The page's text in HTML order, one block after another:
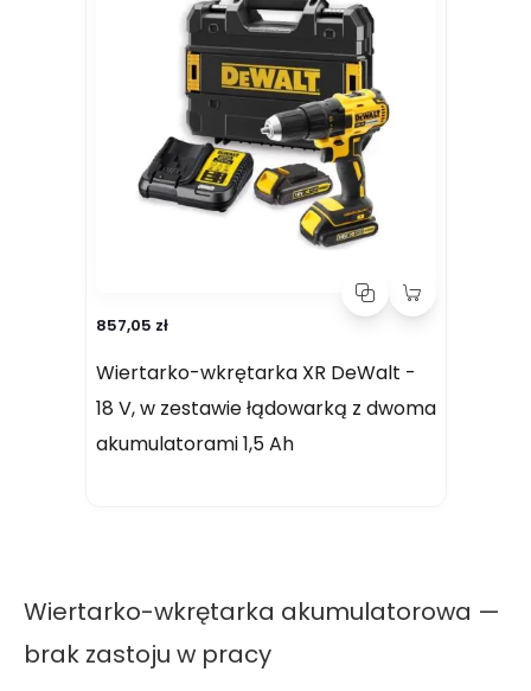
857,05 zł
Wiertarko-wkrętarka XR DeWalt -
18 V, w zestawie łądowarką z dwoma
akumulatorami 1,5 Ah
Wiertarko-wkrętarka akumulatorowa —
brak zastoju w pracy